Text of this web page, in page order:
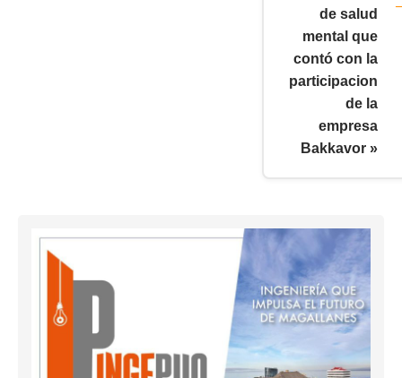
de salud
mental que
contó con la
participacion
de la
empresa
Bakkavor »